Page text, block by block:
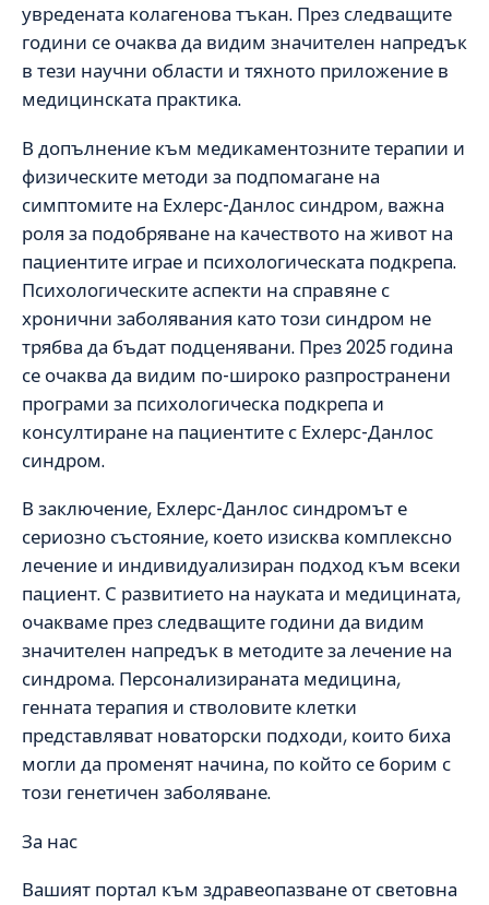
увредената колагенова тъкан. През следващите
години се очаква да видим значителен напредък
в тези научни области и тяхното приложение в
медицинската практика.
В допълнение към медикаментозните терапии и
физическите методи за подпомагане на
симптомите на Ехлерс-Данлос синдром, важна
роля за подобряване на качеството на живот на
пациентите играе и психологическата подкрепа.
Психологическите аспекти на справяне с
хронични заболявания като този синдром не
трябва да бъдат подценявани. През 2025 година
се очаква да видим по-широко разпространени
програми за психологическа подкрепа и
консултиране на пациентите с Ехлерс-Данлос
синдром.
В заключение, Ехлерс-Данлос синдромът е
сериозно състояние, което изисква комплексно
лечение и индивидуализиран подход към всеки
пациент. С развитието на науката и медицината,
очакваме през следващите години да видим
значителен напредък в методите за лечение на
синдрома. Персонализираната медицина,
генната терапия и стволовите клетки
представляват новаторски подходи, които биха
могли да променят начина, по който се борим с
този генетичен заболяване.
За нас
Вашият портал към здравеопазване от световна